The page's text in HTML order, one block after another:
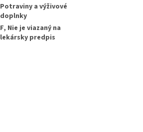
Potraviny a výživové
doplnky
F, Nie je viazaný na
lekársky predpis